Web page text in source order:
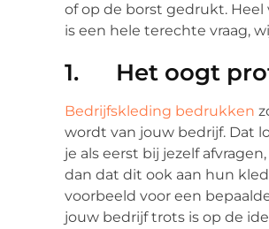
of op de borst gedrukt.
is een hele terechte vraag,
1. Het oogt
Bedrijfskleding bedrukken
wordt van jouw bedrijf. Dat
je als eerst bij jezelf
dan dat dit ook aan hun
voorbeeld voor een
jouw bedrijf trots is op de